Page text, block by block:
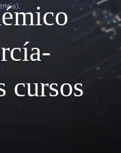
cursos